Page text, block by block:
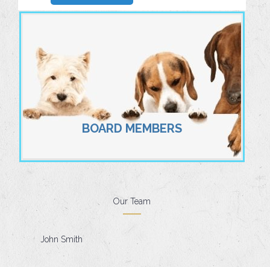
BOARD MEMBERS
Our Team
John Smith